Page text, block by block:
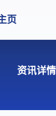
页
资讯详情